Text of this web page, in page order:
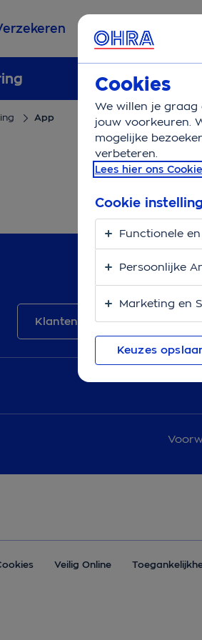
Service & Contact
App
Klantenservice Stel
Veilig Online
Cookies
We willen je graag
jouw voorkeuren.
mogelijke
verbeteren.
Lees hier ons
Cookie
Functionele
Persoonlijke
Marketing en
Keuzes